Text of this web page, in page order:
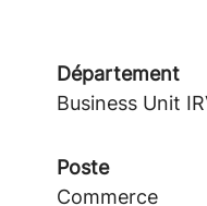
Département
Business Unit
Poste
Commerce